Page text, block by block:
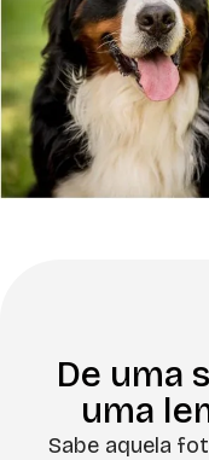
De uma
uma
Sabe aquela